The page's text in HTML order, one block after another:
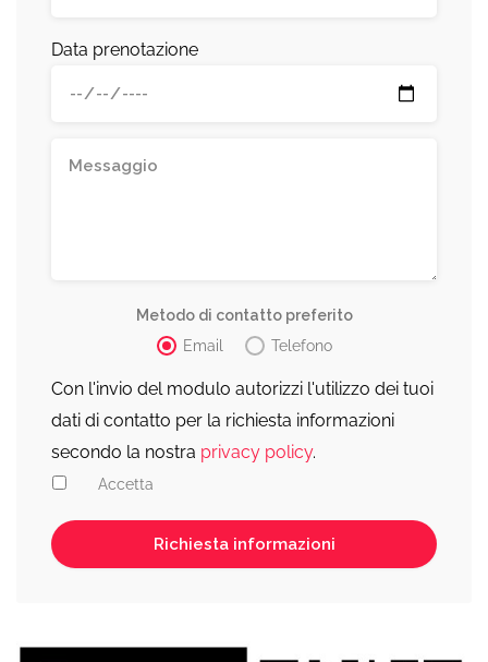
Data prenotazione
Metodo di contatto preferito
Email
Telefono
Con l'invio del modulo autorizzi l'utilizzo dei tuoi
dati di contatto per la richiesta informazioni
secondo la nostra privacy policy.
Accetta